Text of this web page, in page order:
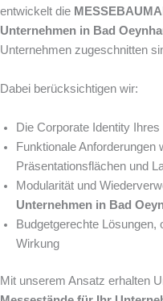
entwickelt die
Unternehmen in Bad
Unternehmen zugeschnitten
Dabei berücksichtigen wir:
Die Corporate Identity
Funktionale Anforderungen
Präsentationsflächen und
Modularität und
Unternehmen in Bad
Budgetgerechte Lösungen,
Wirkung
Mit unserem Ansatz erhalten